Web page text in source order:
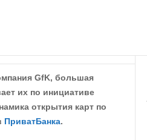
GfK, большая
их по инициативе
открытия карт по
ПриватБанка.